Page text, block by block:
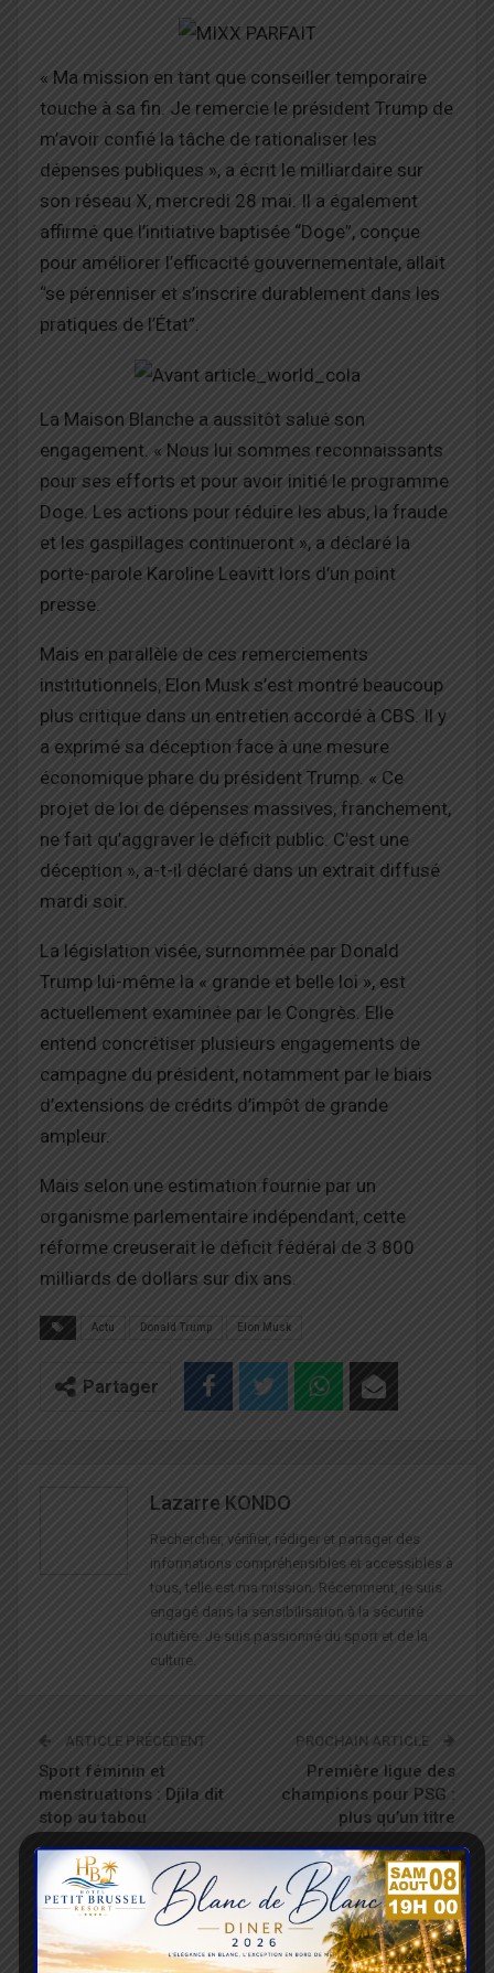
« Ma mission en tant que conseiller temporaire
touche à sa fin. Je remercie le président Trump de
m’avoir confié la tâche de rationaliser les
dépenses publiques », a écrit le milliardaire sur
son réseau X, mercredi 28 mai. Il a également
affirmé que l’initiative baptisée “Doge”, conçue
pour améliorer l’efficacité gouvernementale, allait
“se pérenniser et s’inscrire durablement dans les
pratiques de l’État”.
La Maison Blanche a aussitôt salué son
engagement. « Nous lui sommes reconnaissants
pour ses efforts et pour avoir initié le programme
Doge. Les actions pour réduire les abus, la fraude
et les gaspillages continueront », a déclaré la
porte-parole Karoline Leavitt lors d’un point
presse.
Mais en parallèle de ces remerciements
institutionnels, Elon Musk s’est montré beaucoup
plus critique dans un entretien accordé à CBS. Il y
a exprimé sa déception face à une mesure
économique phare du président Trump. « Ce
projet de loi de dépenses massives, franchement,
ne fait qu’aggraver le déficit public. C’est une
déception », a-t-il déclaré dans un extrait diffusé
mardi soir.
La législation visée, surnommée par Donald
Trump lui-même la « grande et belle loi », est
actuellement examinée par le Congrès. Elle
entend concrétiser plusieurs engagements de
campagne du président, notamment par le biais
d’extensions de crédits d’impôt de grande
ampleur.
Mais selon une estimation fournie par un
organisme parlementaire indépendant, cette
réforme creuserait le déficit fédéral de 3 800
milliards de dollars sur dix ans.
Actu Donald Trump Elon Musk
Partager
Lazarre KONDO
Rechercher, vérifier, rédiger et partager des
informations compréhensibles et accessibles à
tous, telle est ma mission. Récemment, je suis
engagé dans la sensibilisation à la sécurité
routière. Je suis passionné du sport et de la
culture.
ARTICLE PRÉCÉDENT
Sport féminin et
menstruations : Djila dit
stop au tabou
PROCHAIN ARTICLE
Première ligue des
champions pour PSG :
plus qu’un titre
Tout Le Texte
VOUS POURRIEZ AUSSI AIMER